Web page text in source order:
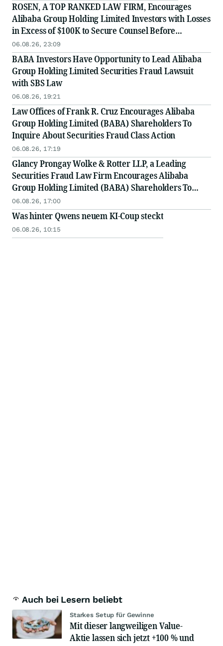
ROSEN, A TOP RANKED LAW FIRM, Encourages
Alibaba Group Holding Limited Investors with Losses
in Excess of $100K to Secure Counsel Before
Important Deadline in Securities Class Action - BABA
06.08.26, 23:09
BABA Investors Have Opportunity to Lead Alibaba
Group Holding Limited Securities Fraud Lawsuit
with SBS Law
06.08.26, 19:21
Law Offices of Frank R. Cruz Encourages Alibaba
Group Holding Limited (BABA) Shareholders To
Inquire About Securities Fraud Class Action
06.08.26, 17:19
Glancy Prongay Wolke & Rotter LLP, a Leading
Securities Fraud Law Firm Encourages Alibaba
Group Holding Limited (BABA) Shareholders To
Inquire About Securities Fraud Class Action
06.08.26, 17:00
Was hinter Qwens neuem KI-Coup steckt
06.08.26, 10:15
Auch bei Lesern beliebt
Starkes Setup für Gewinne
Mit dieser langweiligen Value-
Aktie lassen sich jetzt +100 % und